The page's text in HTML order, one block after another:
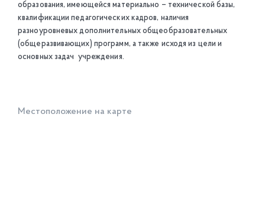
образования, имеющейся материально – технической базы,
квалификации педагогических кадров, наличия
разноуровневых дополнительных общеобразовательных
(общеразвивающих) программ, а также исходя из цели и
основных задач учреждения.
Местоположение на карте